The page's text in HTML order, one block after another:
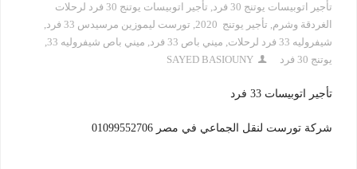
تأجير اتوبيسات يوتنج 30 فرد
,
تأجير اتوبيسات يوتنج 30 فرد لرحلات
الغردقة وشرم, تأجير يوتنج 2020 , تورست ليموزين مرسيدس 33 فرد
,
شيفروليه 33 فرد لرحلات
, ميني باص 33 فرد , ميني باص شيفروليه 33
,
يوتنج 30 فرد
SAYED BASIOUNY
تأجير اتوبيسات 33 فرد
شركة تورست لنقل الجماعي في مصر 01099552706